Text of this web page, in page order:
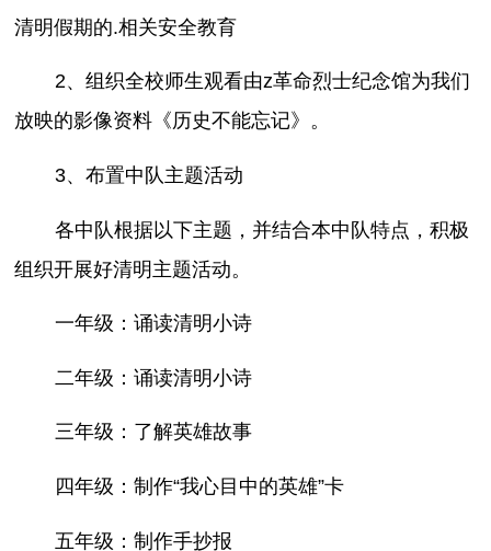
清明假期的.相关安全教育
2、组织全校师生观看由z革命烈士纪念馆为我们
放映的影像资料《历史不能忘记》。
3、布置中队主题活动
各中队根据以下主题，并结合本中队特点，积极
组织开展好清明主题活动。
一年级：诵读清明小诗
二年级：诵读清明小诗
三年级：了解英雄故事
四年级：制作“我心目中的英雄”卡
五年级：制作手抄报